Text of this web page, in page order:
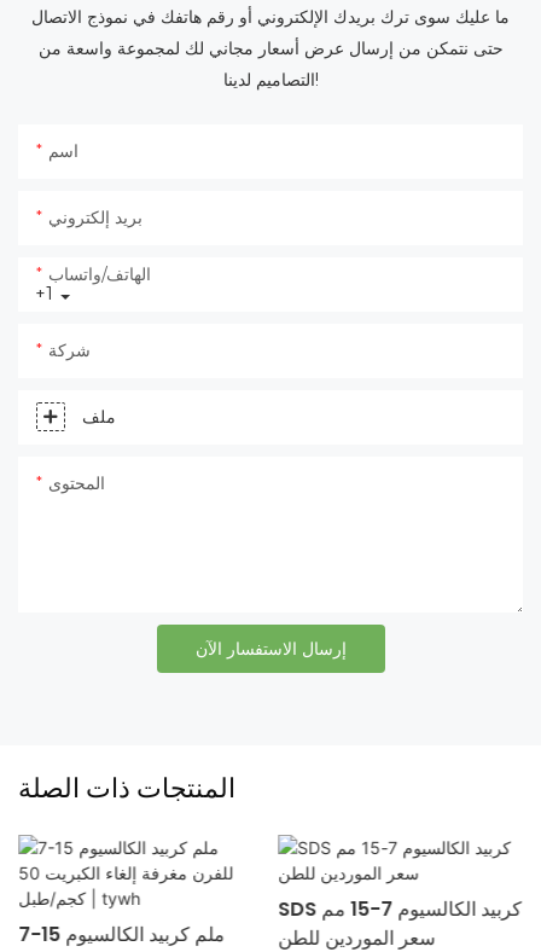
ما عليك سوى ترك بريدك الإلكتروني أو رقم هاتفك في نموذج الاتصال
حتى نتمكن من إرسال عرض أسعار مجاني لك لمجموعة واسعة من
التصاميم لدينا!
اسم
بريد إلكتروني
+1
الهاتف/واتساب
شركة
ملف
المحتوى
إرسال الاستفسار الآن
المنتجات ذات الصلة
7-15 ملم كربيد الكالسيوم
SDS كربيد الكالسيوم 7-15 مم
سعر الموردين للطن